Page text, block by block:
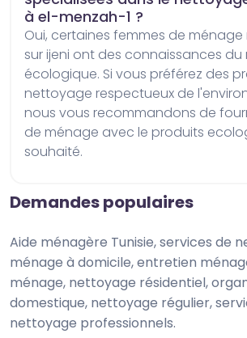
à el-menzah-1 ?
Oui, certaines femmes de ménage répertoriées
sur ijeni ont des connaissances
écologique. Si vous préférez des
nettoyage respectueux de
nous vous recommandons de
de ménage avec le produits
souhaité.
Demandes populaires
Aide ménagère Tunisie, services de nettoyage,
ménage à domicile, entretien
ménage, nettoyage résidentiel,
domestique, nettoyage régulier,
nettoyage professionnels.